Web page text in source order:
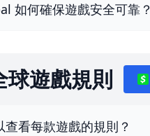
如何確保遊戲安全可靠？
球遊戲規則
查看每款遊戲的規則？